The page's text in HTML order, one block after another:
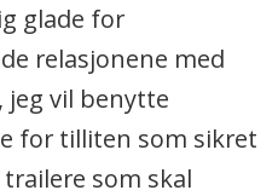
glade for
relasjonene med
jeg vil benytte
for tilliten som sikret
som skal